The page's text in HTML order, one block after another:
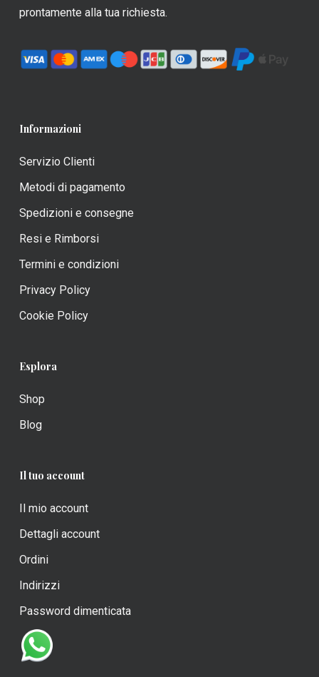
del
prontamente alla tua richiesta.
Informazioni
Servizio Clienti
Metodi di pagamento
Spedizioni e consegne
Resi e Rimborsi
Termini e condizioni
Privacy Policy
Cookie Policy
Esplora
Shop
Blog
Il tuo account
Il mio account
Dettagli account
Ordini
Indirizzi
Password dimenticata